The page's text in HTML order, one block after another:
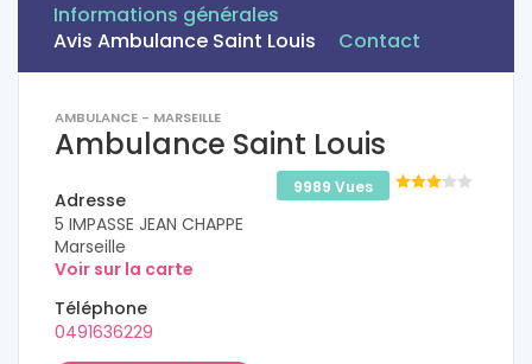
Informations générales
Avis Ambulance Saint Louis
Contact
AMBULANCE - MARSEILLE
Ambulance Saint Louis
9989 Vues
Adresse
5 IMPASSE JEAN CHAPPE
Marseille
Voir sur la carte
Téléphone
0491636229